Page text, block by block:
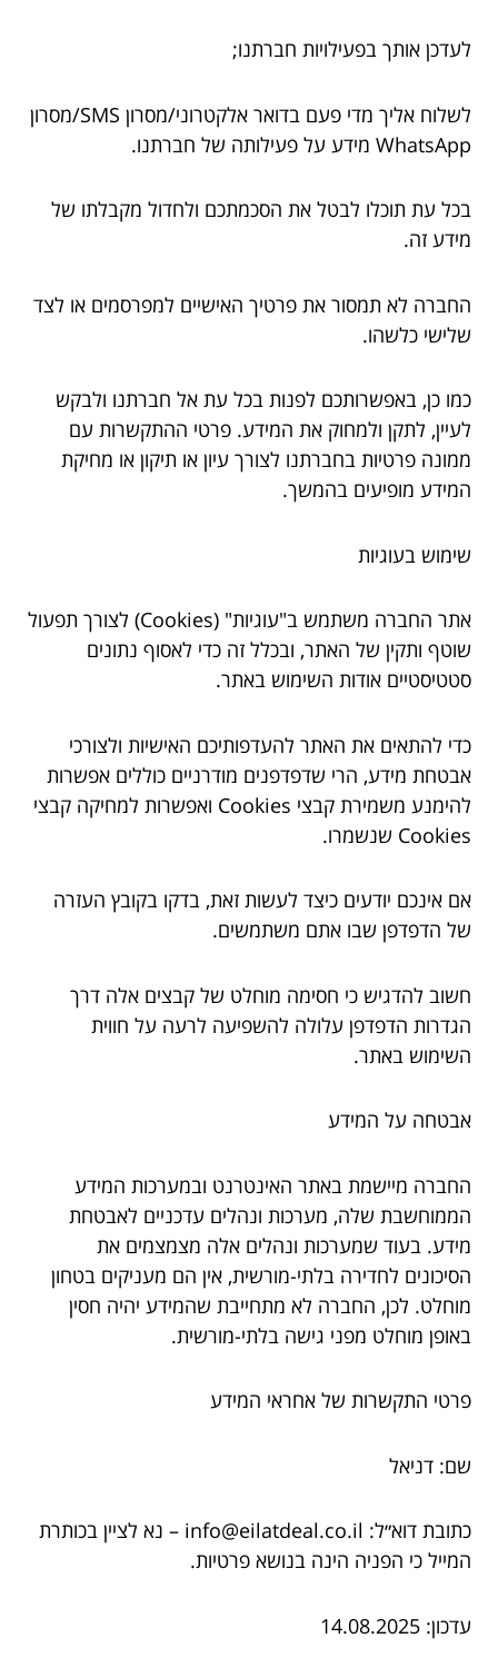
לעדכן אותך בפעילויות חברתנו;
לשלוח אליך מדי פעם בדואר אלקטרוני/מסרון SMS/מסרון
WhatsApp מידע על פעילותה של חברתנו.
בכל עת תוכלו לבטל את הסכמתכם ולחדול מקבלתו של
מידע זה.
החברה לא תמסור את פרטיך האישיים למפרסמים או לצד
שלישי כלשהו.
כמו כן, באפשרותכם לפנות בכל עת אל חברתנו ולבקש
לעיין, לתקן ולמחוק את המידע. פרטי ההתקשרות עם
ממונה פרטיות בחברתנו לצורך עיון או תיקון או מחיקת
המידע מופיעים בהמשך.
שימוש בעוגיות
אתר החברה משתמש ב"עוגיות" (Cookies) לצורך תפעול
שוטף ותקין של האתר, ובכלל זה כדי לאסוף נתונים
סטטיסטיים אודות השימוש באתר.
כדי להתאים את האתר להעדפותיכם האישיות ולצורכי
אבטחת מידע, הרי שדפדפנים מודרניים כוללים אפשרות
להימנע משמירת קבצי Cookies ואפשרות למחיקה קבצי
Cookies שנשמרו.
אם אינכם יודעים כיצד לעשות זאת, בדקו בקובץ העזרה
של הדפדפן שבו אתם משתמשים.
חשוב להדגיש כי חסימה מוחלט של קבצים אלה דרך
הגדרות הדפדפן עלולה להשפיעה לרעה על חווית
השימוש באתר.
אבטחה על המידע
החברה מיישמת באתר האינטרנט ובמערכות המידע
הממוחשבת שלה, מערכות ונהלים עדכניים לאבטחת
מידע. בעוד שמערכות ונהלים אלה מצמצמים את
הסיכונים לחדירה בלתי-מורשית, אין הם מעניקים בטחון
מוחלט. לכן, החברה לא מתחייבת שהמידע יהיה חסין
באופן מוחלט מפני גישה בלתי-מורשית.
פרטי התקשרות של אחראי המידע
שם: דניאל
כתובת דוא״ל: info@eilatdeal.co.il – נא לציין בכותרת
המייל כי הפניה הינה בנושא פרטיות.
עדכון: 14.08.2025